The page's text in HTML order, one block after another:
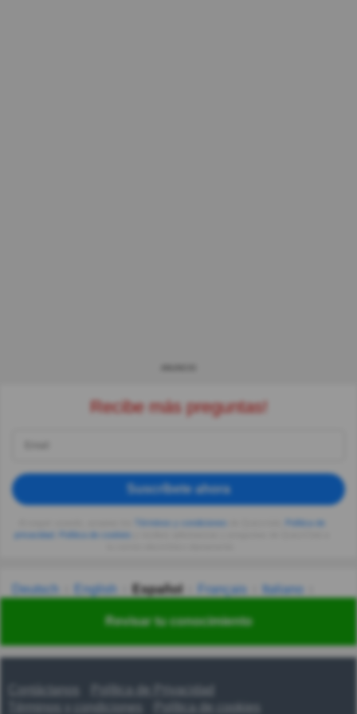
Revisar tu conocimiento
Recibe más preguntas!
Suscríbete ahora
privacidad
Deutsch English Español Français
Italiano
Українська हिन्दी 한국어 汉语
Contáctanos
Política de Privacidad
Términos y condiciones